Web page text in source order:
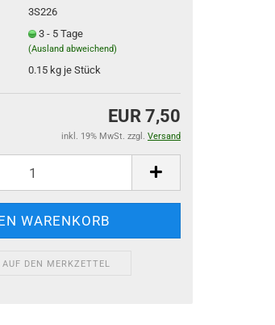
3S226
3 - 5 Tage
(Ausland abweichend)
0.15kg je Stück
EUR 7,50
inkl. 19% MwSt. zzgl. Versand
AUF DEN MERKZETTEL